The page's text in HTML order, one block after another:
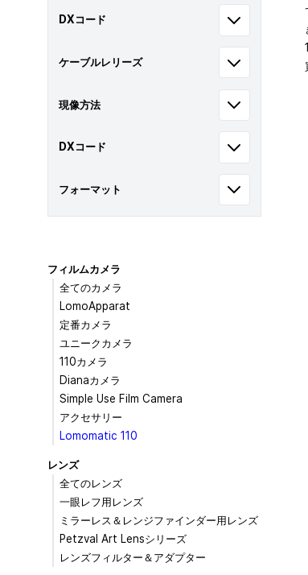
DXコード
ケーブルレリーズ
現像方法
DXコード
フォーマット
フィルムカメラ
全てのカメラ
LomoApparat
定番カメラ
ユニークカメラ
110カメラ
Dianaカメラ
Simple Use Film Camera
アクセサリー
Lomomatic 110
レンズ
全てのレンズ
一眼レフ用レンズ
ミラーレス＆レンジファインダー用レンズ
Petzval Art Lensシリーズ
レンズフィルター＆アダプター